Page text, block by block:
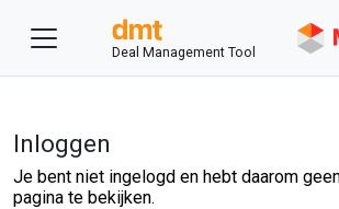
Deal Management Tool
Inloggen
Je bent niet ingelogd en hebt daarom
pagina te bekijken.